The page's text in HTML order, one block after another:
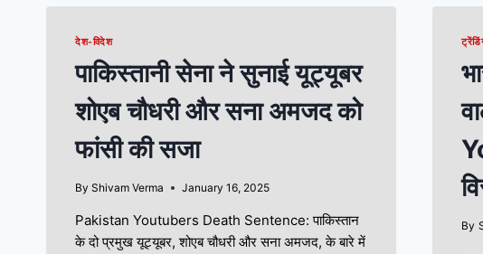
देश-विदेश
पाकिस्तानी सेना ने सुनाई यूट्यूबर
शोएब चौधरी और सना अमजद को
फांसी की सजा
By Shivam Verma January 16, 2025
Pakistan Youtubers Death Sentence: पाकिस्तान
के दो प्रमुख यूट्यूबर, शोएब चौधरी और सना अमजद, के बारे में
By